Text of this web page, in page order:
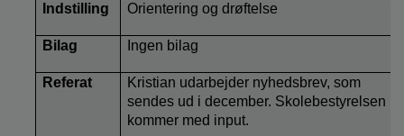
Indstilling Orientering og drøftelse
Bilag Ingen bilag
Referat
Kristian udarbejder nyhedsbrev, som
sendes ud i december. Skolebestyrelsen
kommer med input.